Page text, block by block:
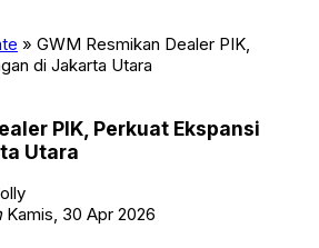
» GWM Resmikan Dealer PIK,
di Jakarta Utara
PIK, Perkuat Ekspansi
Utara
Kamis, 30 Apr 2026